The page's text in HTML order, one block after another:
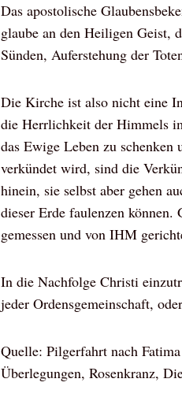
Das apostolische
glaube an den Heiligen Geist,
Sünden, Auferstehung der
Die Kirche ist also nicht eine
die Herrlichkeit der Himmels
das Ewige Leben zu
verkündet wird, sind die
hinein, sie selbst aber gehen
dieser Erde faulenzen
gemessen und von IHM
In die Nachfolge Christi
jeder Ordensgemeinschaft,
Quelle: Pilgerfahrt nach
Überlegungen, Rosenkranz,